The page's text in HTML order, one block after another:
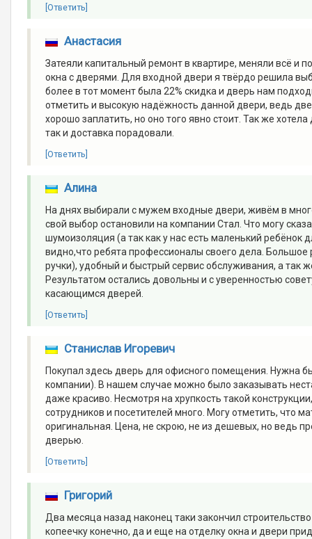
[Ответить]
Анастасия
Затеяли капитальный ремонт в квартире, меняли всё и
окна с дверями. Для входной двери я твёрдо решила
более в тот момент была 22% скидка и дверь нам
отметить и высокую надёжность данной двери, ведь
хорошо заплатить, но оно того явно стоит. Так же
так и доставка порадовали.
[Ответить]
Алина
На днях выбирали с мужем входные двери, живём в
свой выбор остановили на компании Стал. Что могу
шумоизоляция (а так как у нас есть маленький
видно,что ребята профессионалы своего дела.
ручки), удобный и быстрый сервис обслуживания, а так
Результатом остались довольны и с уверенностью
касающимся дверей.
[Ответить]
Станислав Игоревич
Покупал здесь дверь для офисного помещения. Нужна
компании). В нашем случае можно было заказывать
даже красиво. Несмотря на хрупкость такой
сотрудников и посетителей много. Могу отметить, что
оригинальная. Цена, не скрою, не из дешевых, но ведь
дверью.
[Ответить]
Григорий
Два месяца назад наконец таки закончил
копеечку конечно, да и еще на отделку окна и двери